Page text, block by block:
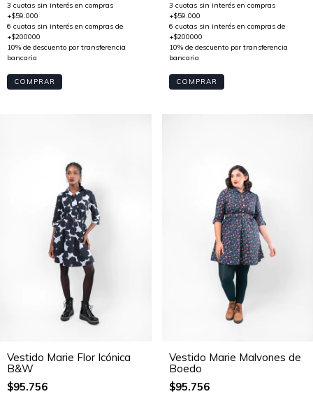
COMPRAR COMPRAR
Vestido Marie Flor Icónica
B&W
$95.756
Vestido Marie Malvones de
Boedo
$95.756